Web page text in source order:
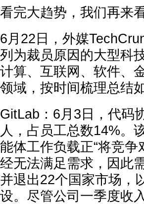
看完大趋势，我们再来
6月22日，外媒
列为裁员原因的大型科
计算、互联网、软件、
领域，按时间梳理总结
GitLab： 6月3日，代码
人 ，占员工总数14%。
能体工作负载正“将竞争
经无法满足需求，因此
并退出22个国家市场，
设。尽管公司 一季度收